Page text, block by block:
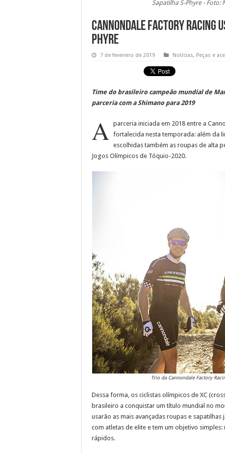
Sapatilha S-Phyre - Foto:
Cannondale Factory Racing
Phyre
7 de fevereiro de 2019 Notícias, Peças e
Time do brasileiro campeão mundial de
parceria com a Shimano para 2019
A parceria iniciada em 2018 entre a
fortalecida nesta temporada: além da
escolhidas também as roupas de alta
Jogos Olímpicos de Tóquio-2020.
Trio da Cannondale Factory
Dessa forma, os ciclistas olímpicos de XC
brasileiro a conquistar um título mundial no
usarão as mais avançadas roupas e
com atletas de elite e tem um objetivo
rápidos.